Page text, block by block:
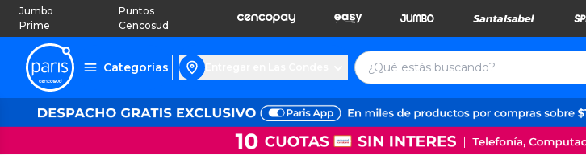
Jumbo
Prime
Puntos
Cencosud
Categorías